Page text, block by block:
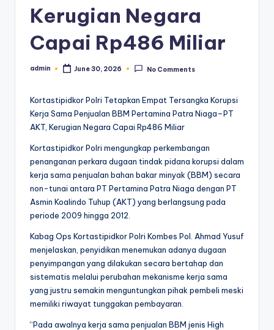
Kerugian Negara
Capai Rp486 Miliar
Posted
admin June 30, 2026 No Comments
Kortastipidkor Polri Tetapkan Empat Tersangka Korupsi
Kerja Sama Penjualan BBM Pertamina Patra Niaga–PT
AKT, Kerugian Negara Capai Rp486 Miliar
Kortastipidkor Polri mengungkap perkembangan
penanganan perkara dugaan tindak pidana korupsi dalam
kerja sama penjualan bahan bakar minyak (BBM) secara
non-tunai antara PT Pertamina Patra Niaga dengan PT
Asmin Koalindo Tuhup (AKT) yang berlangsung pada
periode 2009 hingga 2012.
Kabag Ops Kortastipidkor Polri Kombes Pol. Ahmad Yusuf
menjelaskan, penyidikan menemukan adanya dugaan
penyimpangan yang dilakukan secara bertahap dan
sistematis melalui perubahan mekanisme kerja sama
yang justru semakin menguntungkan pihak pembeli meski
memiliki riwayat tunggakan pembayaran.
“Pada awalnya kerja sama penjualan BBM jenis High